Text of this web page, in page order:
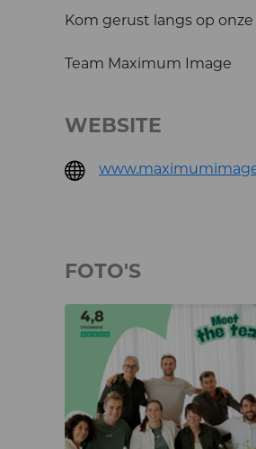
Kom gerust langs op
Team Maximum Image
WEBSITE
FOTO'S